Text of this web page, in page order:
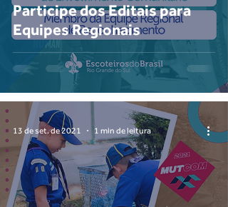
Participe dos Editais para
Equipes Regionais
13 de set. de 2021 1 min de leitura